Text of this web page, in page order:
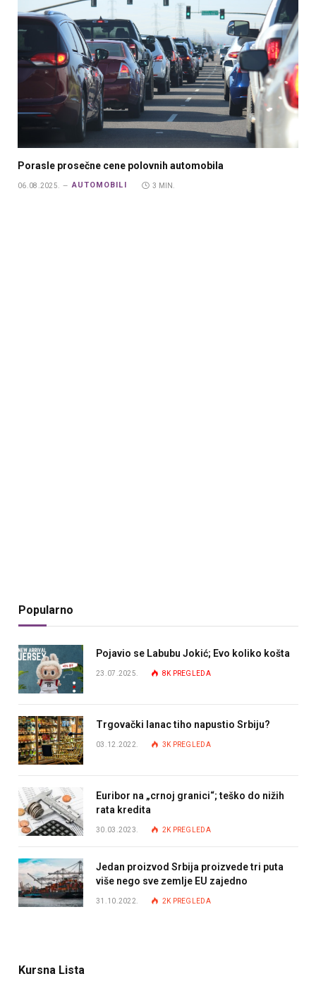
Porasle prosečne cene polovnih automobila
06.08.2025. AUTOMOBILI 3 MIN.
Popularno
Pojavio se Labubu Jokić; Evo koliko košta
23.07.2025. 8K PREGLEDA
Trgovački lanac tiho napustio Srbiju?
03.12.2022. 3K PREGLEDA
Euribor na „crnoj granici“; teško do nižih
rata kredita
30.03.2023. 2K PREGLEDA
Jedan proizvod Srbija proizvede tri puta
više nego sve zemlje EU zajedno
31.10.2022. 2K PREGLEDA
Kursna Lista